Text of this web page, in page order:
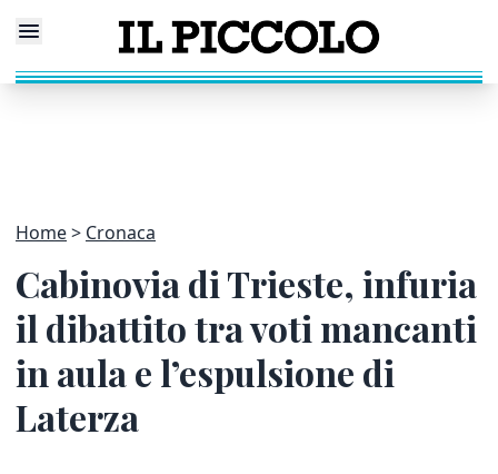
Home Cronaca
Cabinovia di Trieste, infuria
il dibattito tra voti mancanti
in aula e l’espulsione di
Laterza